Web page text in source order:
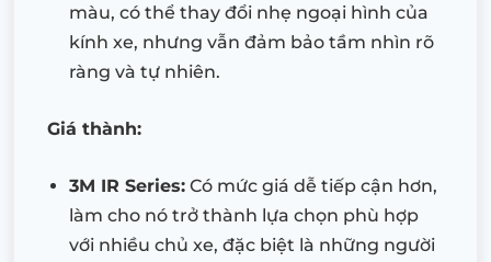
màu, có thể thay đổi nhẹ ngoại hình của
kính xe, nhưng vẫn đảm bảo tầm nhìn rõ
ràng và tự nhiên.
Giá thành:
3M IR Series: Có mức giá dễ tiếp cận hơn,
làm cho nó trở thành lựa chọn phù hợp
với nhiều chủ xe, đặc biệt là những người